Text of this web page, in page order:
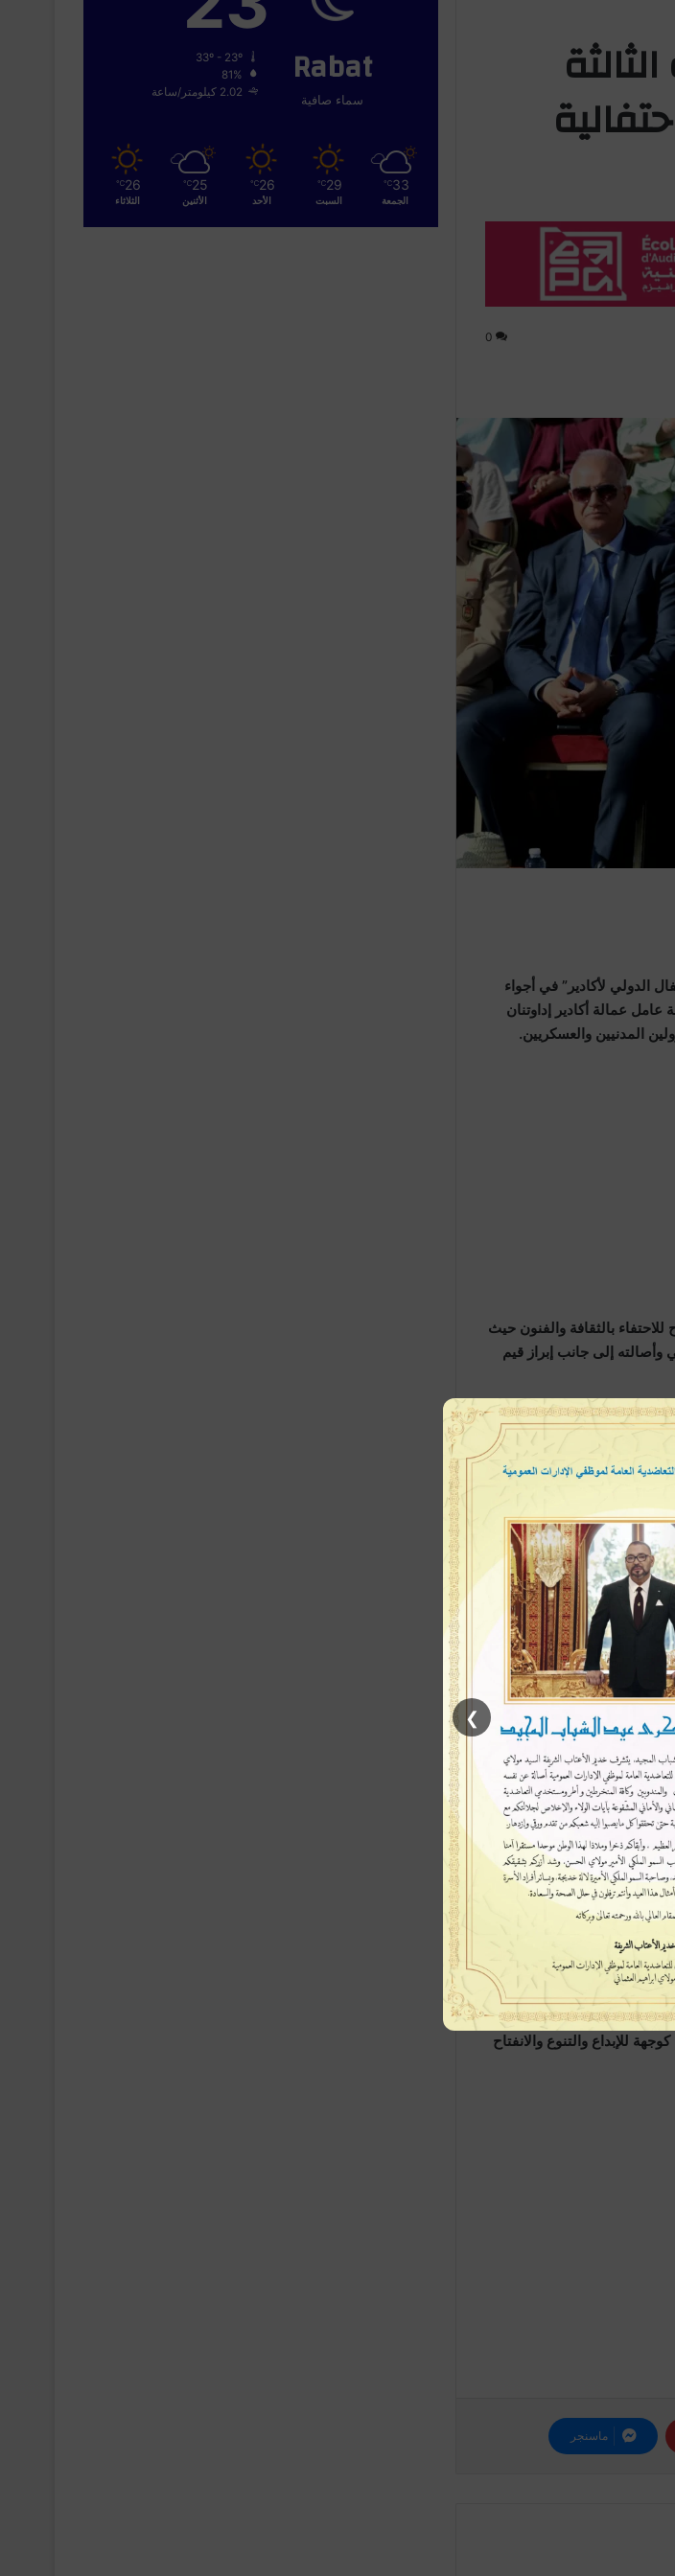
0
الكرنفال الدولي لأكادير” في أجواء
عمالة أكادير إداوتنان
المدنيين والعسكريين.
بالثقافة والفنون حيث
إلى جانب إبراز قيم
الفنية والإبداعية التي
الثقافية لمدينة
عاشت المدينة ليلة فنية
وتعزيز حضوره على
ودوره في تثمين الهوية
للإبداع والتنوع والانفتاح
ماسنجر
Rabat
سماء صافية
81%
2.02 كيلومتر/ساعة
33
℃
الجمعة
29
℃
السبت
26
℃
الأحد
25
℃
الأثنين
26
℃
الثلاثاء
❯